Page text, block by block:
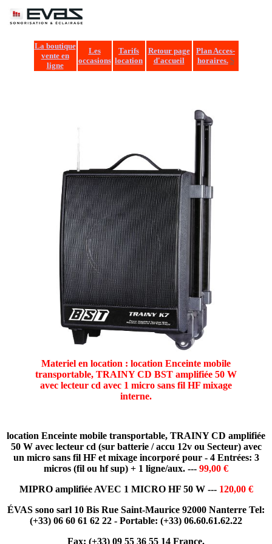
La boutique
vente en
ligne
Les
occasions
Tarifs
location
Retour page
d'accueil
Plan Acces-
horaires. S
Materiel en location : location Enceinte mobile
transportable, TRAINY CD BST amplifiée 50 W
avec lecteur cd avec 1 micro sans fil HF mixage
interne.
location Enceinte mobile transportable, TRAINY CD amplifiée
50 W avec lecteur cd (sur batterie / accu 12v ou Secteur) avec
un micro sans fil HF et mixage incorporé pour - 4 Entrées: 3
micros (fil ou hf sup) + 1 ligne/aux. --- 99,00 €
MIPRO amplifiée AVEC 1 MICRO HF 50 W --- 120,00 €
ÉVAS sono sarl 10 Bis Rue Saint-Maurice 92000 Nanterre Tel:
(+33) 06 60 61 62 22 - Portable: (+33) 06.60.61.62.22
Fax: (+33) 09 55 36 55 14 France.